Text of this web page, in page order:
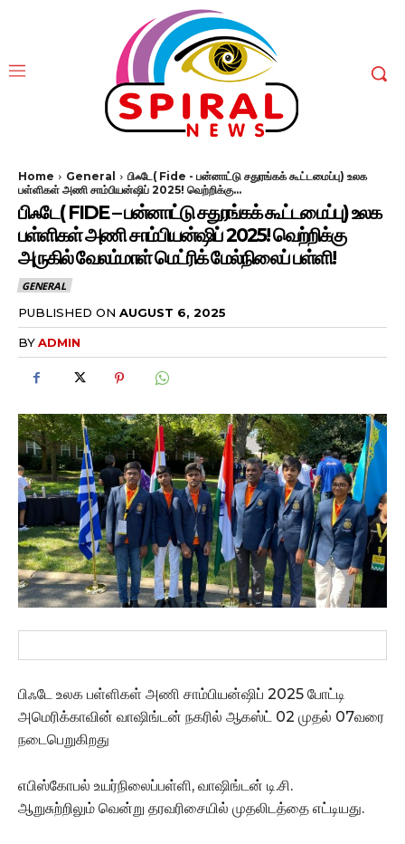
Home General
பிஃடே( Fide - பன்னாட்டு‌ சதுரங்கக் கூட்டமைப்பு) உலக
பள்ளிகள் அணி சாம்பியன்ஷிப் 2025! வெற்றிக்கு...
பிஃடே( FIDE – பன்னாட்டு‌ சதுரங்கக் கூட்டமைப்பு) உலக
பள்ளிகள் அணி சாம்பியன்ஷிப் 2025! வெற்றிக்கு
அருகில் வேலம்மாள் மெட்ரிக் மேல்நிலைப் பள்ளி!
GENERAL
PUBLISHED ON AUGUST 6, 2025
BYADMIN
பிஃடே உலக பள்ளிகள் அணி சாம்பியன்ஷிப் 2025 போட்டி
அமெரிக்காவின்‌ வாஷிங்டன் நகரில் ஆகஸ்ட் 02 முதல்‌ 07வரை
நடைபெறுகிறது
எபிஸ்கோபல் உயர்நிலைப்பள்ளி, வாஷிங்டன் டி.சி.
ஆறுசுற்றிலும் வென்று தரவரிசையில் முதலிடத்தை எட்டியது.